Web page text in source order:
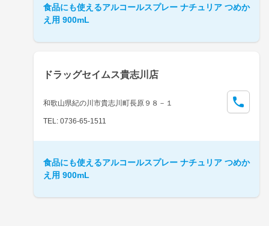
食品にも使えるアルコールスプレー ナチュリア つめか
え用 900mL
ドラッグセイムス貴志川店
和歌山県紀の川市貴志川町長原９８－１
TEL: 0736-65-1511
食品にも使えるアルコールスプレー ナチュリア つめか
え用 900mL